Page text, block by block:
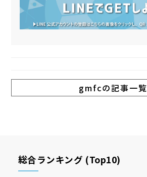
gmfcの記事一覧
総合ランキング (Top10)